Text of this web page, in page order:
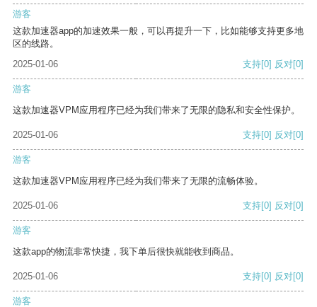
游客
这款加速器app的加速效果一般，可以再提升一下，比如能够支持更多地
区的线路。
2025-01-06
支持[0] 反对[0]
游客
这款加速器VPM应用程序已经为我们带来了无限的隐私和安全性保护。
2025-01-06 支持[0] 反对[0]
游客
这款加速器VPM应用程序已经为我们带来了无限的流畅体验。
2025-01-06 支持[0] 反对[0]
游客
这款app的物流非常快捷，我下单后很快就能收到商品。
2025-01-06 支持[0] 反对[0]
游客